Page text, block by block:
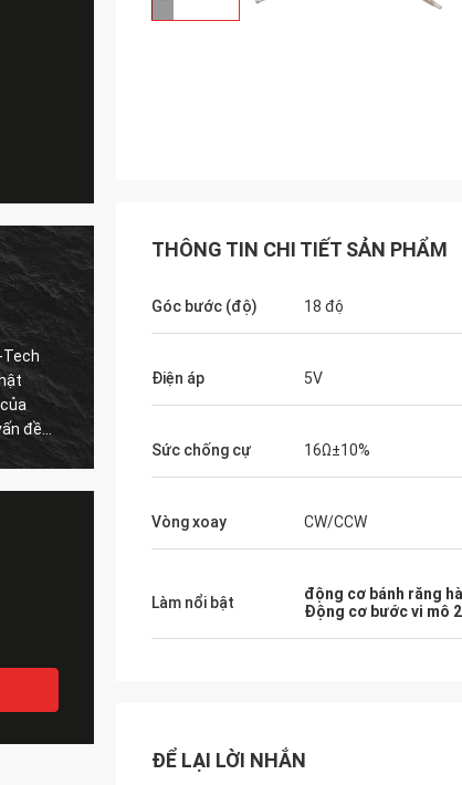
đề
David Molevelt
hàng đã được vận chuyển trong thời gian.
Bộ đếm kết nối nơi thêm vào lô hàng. Tài
THÔNG TIN CHI TIẾT SẢN PHẨM
Góc bước (độ) 18 độ
Điện áp 5V
Sức chống cự 16Ω±10%
Vòng xoay CW/CCW
Làm nổi bật động cơ bánh răng
Động cơ bước vi mô
ĐỂ LẠI LỜI NHẮN